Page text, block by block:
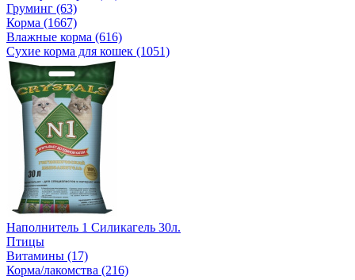
Груминг (63)
Корма (1667)
Влажные корма (616)
Сухие корма для кошек (1051)
Наполнитель 1 Силикагель 30л.
Птицы
Витамины (17)
Корма/лакомства (216)